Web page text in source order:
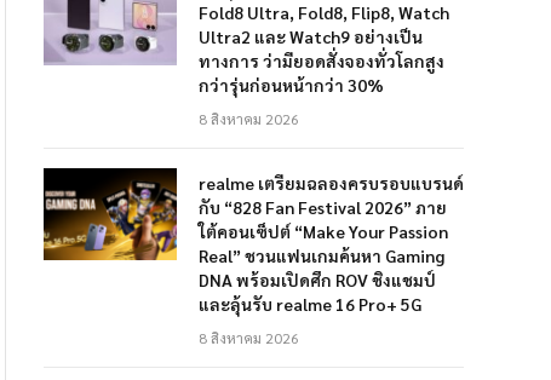
Fold8 Ultra, Fold8, Flip8, Watch
Ultra2 และ Watch9 อย่างเป็น
ทางการ ว่ามียอดสั่งจองทั่วโลกสูง
กว่ารุ่นก่อนหน้ากว่า 30%
8 สิงหาคม 2026
realme เตรียมฉลองครบรอบแบรนด์
กับ “828 Fan Festival 2026” ภาย
ใต้คอนเซ็ปต์ “Make Your Passion
Real” ชวนแฟนเกมค้นหา Gaming
DNA พร้อมเปิดศึก ROV ชิงแชมป์
และลุ้นรับ realme 16 Pro+ 5G
8 สิงหาคม 2026